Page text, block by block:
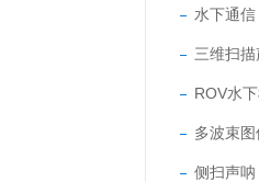
水下通信
三维扫描
ROV水
多波束
侧扫声呐